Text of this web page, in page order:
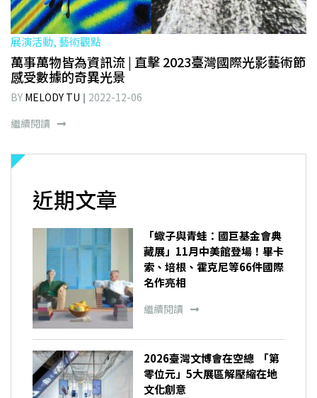
展演活動, 藝術觀點
萬事萬物皆為資訊流 | 直擊 2023臺灣國際光影藝術節
感受數據的奇異光景
BY MELODY TU
2022-12-06
繼續閱讀
近期文章
「蠍子與青蛙：國巨基金會典
藏展」11月中美館登場！畢卡
索、培根、霍克尼等66件國際
名作亮相
繼續閱讀
2026臺灣文博會在空總 「第
零位元」5大展區解壓縮在地
文化創意